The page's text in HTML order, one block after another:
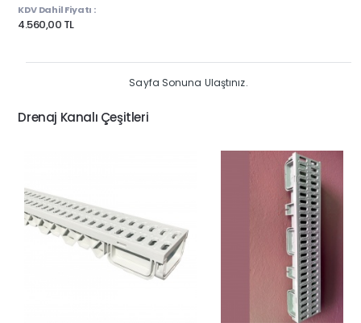
KDV Dahil Fiyatı :
4.560,00 TL
Sayfa Sonuna Ulaştınız.
Drenaj Kanalı Çeşitleri